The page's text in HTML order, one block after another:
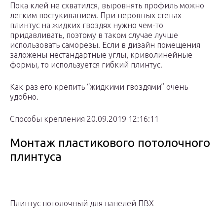
Пока клей не схватился, выровнять профиль можно
легким постукиванием. При неровных стенах
плинтус на жидких гвоздях нужно чем-то
придавливать, поэтому в таком случае лучше
использовать саморезы. Если в дизайн помещения
заложены нестандартные углы, криволинейные
формы, то используется гибкий плинтус.
Как раз его крепить “жидкими гвоздями” очень
удобно.
Способы крепления 20.09.2019 12:16:11
Монтаж пластикового потолочного
плинтуса
Плинтус потолочный для панелей ПВХ